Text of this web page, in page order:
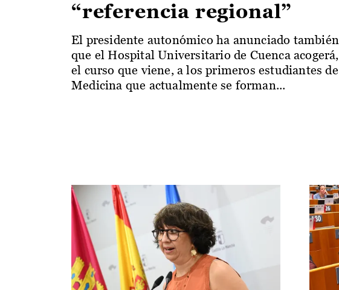
“referencia regional”
El presidente autonómico ha anunciado también
que el Hospital Universitario de Cuenca acogerá,
el curso que viene, a los primeros estudiantes de
Medicina que actualmente se forman...